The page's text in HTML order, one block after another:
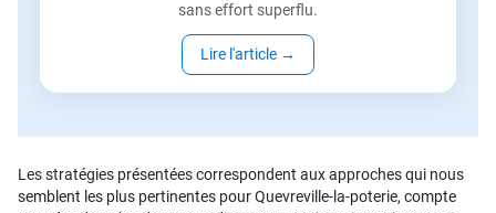
sans effort superflu.
Lire l'article →
Les stratégies présentées correspondent aux approches qui nous
semblent les plus pertinentes pour Quevreville-la-poterie, compte